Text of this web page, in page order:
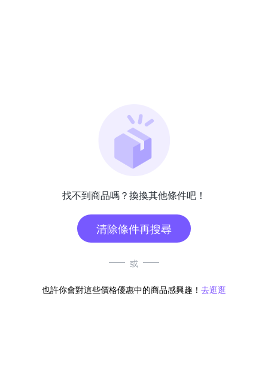
找不到商品嗎？換換其他條件吧！
清除條件再搜尋
或
也許你會對這些價格優惠中的商品感興趣！ 去逛逛